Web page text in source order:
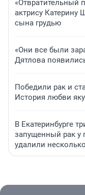
«Отвратительный
актрису Катерину
сына грудью
«Они все были
Дятлова
Победили рак и
История любви
В Екатеринбурге
запущенный рак у
удалили